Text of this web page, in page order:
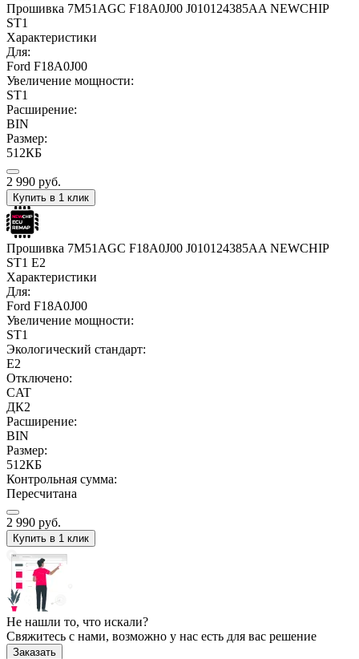
Прошивка 7M51AGC F18A0J00 J010124385AA NEWCHIP
ST1
Характеристики
Для:
Ford F18A0J00
Увеличение мощности:
ST1
Расширение:
BIN
Размер:
512КБ
2 990 руб.
Купить в 1 клик
Прошивка 7M51AGC F18A0J00 J010124385AA NEWCHIP
ST1 E2
Характеристики
Для:
Ford F18A0J00
Увеличение мощности:
ST1
Экологический стандарт:
E2
Отключено:
CAT
ДК2
Расширение:
BIN
Размер:
512КБ
Контрольная сумма:
Пересчитана
2 990 руб.
Купить в 1 клик
Не нашли то, что искали?
Свяжитесь с нами, возможно у нас есть для вас решение
Заказать